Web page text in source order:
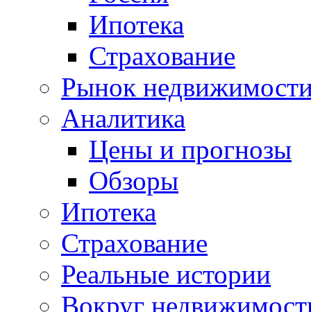
Ипотека
Страхование
Рынок
Аналитика
Цены и прогнозы
Обзоры
Ипотека
Страхование
Реальные истории
Вокруг